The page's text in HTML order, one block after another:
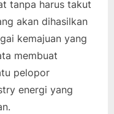
tanpa harus takut
akan dihasilkan
kemajuan yang
membuat
pelopor
energi yang